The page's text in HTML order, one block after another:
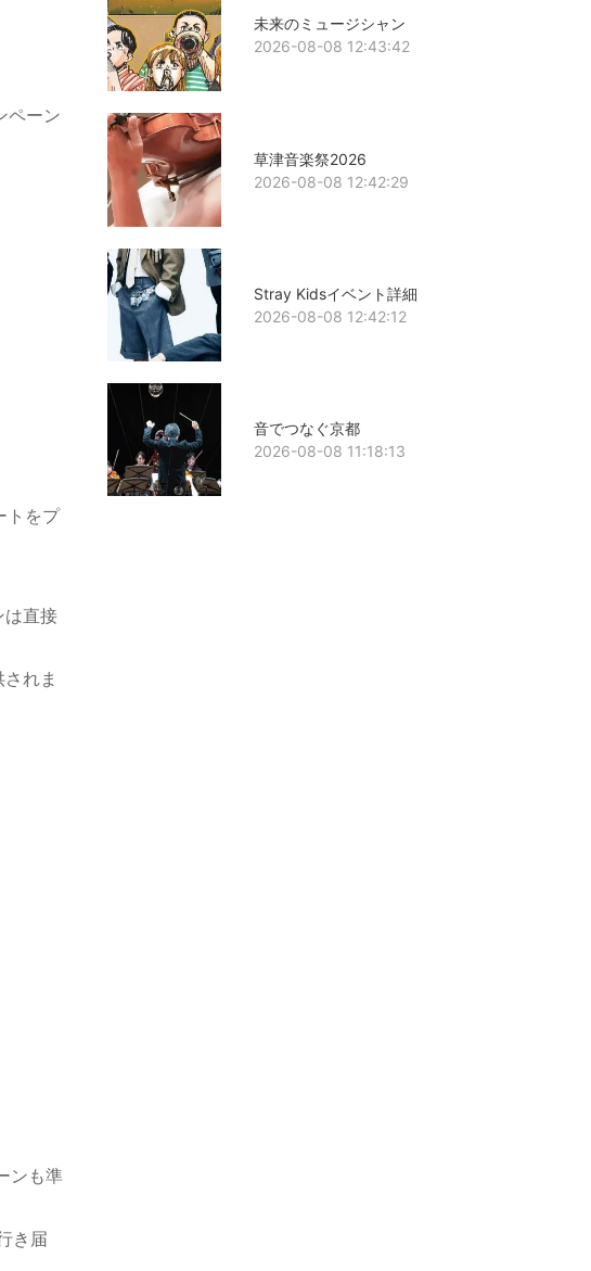
ペーン
トをプ
は直接
れま
ンも準
き届
未来のミュージシャン
2026-08-08 12:43:42
草津音楽祭2026
2026-08-08 12:42:29
Stray Kidsイベント詳細
2026-08-08 12:42:12
音でつなぐ京都
2026-08-08 11:18:13